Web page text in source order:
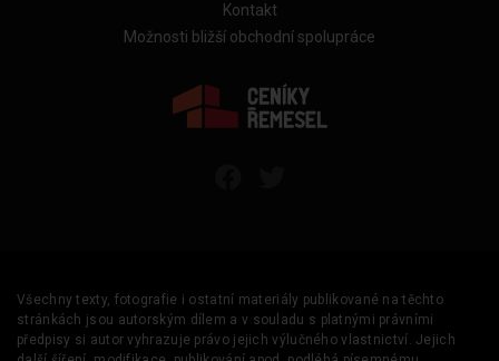
Kontakt
Možnosti bližší obchodní spolupráce
Všechny texty, fotografie i ostatní materiály publikované na těchto
stránkách jsou autorským dílem a v souladu s platnými právními
předpisy si autor vyhrazuje právo jejich výlučného vlastnictví. Jejich